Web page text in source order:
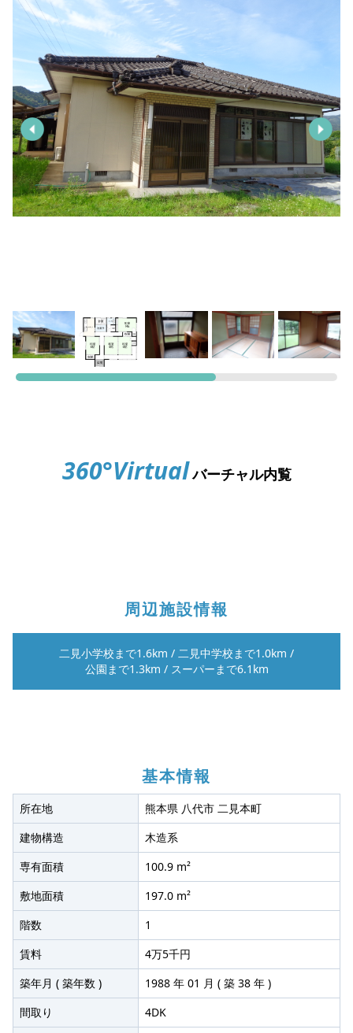
360°Virtualバーチャル内覧
周辺施設情報
二見小学校まで1.6km / 二見中学校まで1.0km /
公園まで1.3km / スーパーまで6.1km
基本情報
所在地
熊本県 八代市 二見本町
建物構造
木造系
専有面積
100.9 m²
敷地面積
197.0 m²
階数
1
賃料
4万5千円
築年月 ( 築年数 )
1988 年 01 月 ( 築 38 年 )
間取り
4DK